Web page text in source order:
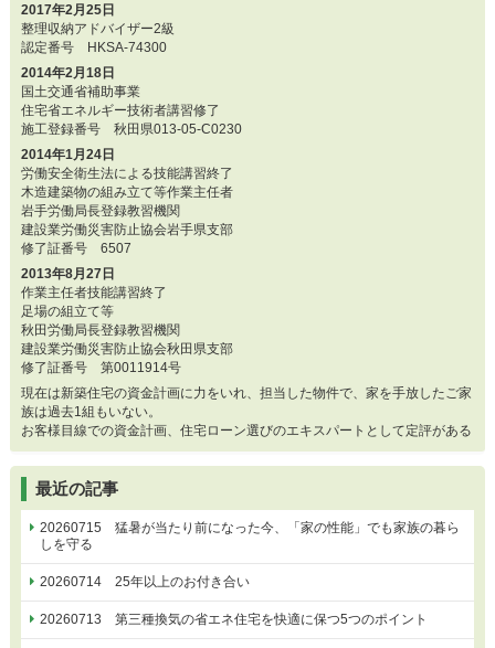
2017年2月25日
整理収納アドバイザー2級
認定番号 HKSA-74300
2014年2月18日
国土交通省補助事業
住宅省エネルギー技術者講習修了
施工登録番号 秋田県013-05-C0230
2014年1月24日
労働安全衛生法による技能講習終了
木造建築物の組み立て等作業主任者
岩手労働局長登録教習機関
建設業労働災害防止協会岩手県支部
修了証番号 6507
2013年8月27日
作業主任者技能講習終了
足場の組立て等
秋田労働局長登録教習機関
建設業労働災害防止協会秋田県支部
修了証番号 第0011914号
現在は新築住宅の資金計画に力をいれ、担当した物件で、家を手放したご家
族は過去1組もいない。
お客様目線での資金計画、住宅ローン選びのエキスパートとして定評がある
最近の記事
20260715 猛暑が当たり前になった今、「家の性能」でも家族の暮ら
しを守る
20260714 25年以上のお付き合い
20260713 第三種換気の省エネ住宅を快適に保つ5つのポイント